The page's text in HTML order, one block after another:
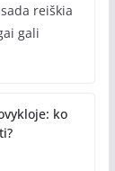
reiškia
gali
ko